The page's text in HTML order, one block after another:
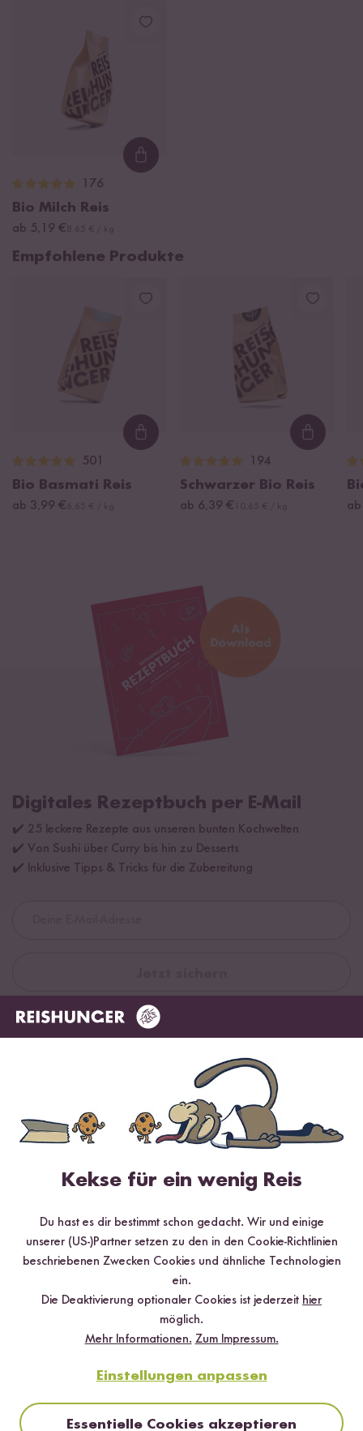
Loading...
176
Bio Milch Reis
ab 5,19 €
Empfohlene Produkte
Loading...
501
Bio Basmati Reis
ab 3,99 €
194
Schwarzer Bio Reis
ab 6,39 €
Digitales Rezeptbuch per E-Mail
✔️ 25 leckere Rezepte aus unseren bunten Kochwelten
✔️ Von Sushi über Curry bis hin zu Desserts
✔️ Inklusive Tipps & Tricks für die Zubereitung
*Das Digitale Rezeptbuch wird dir nach vollständiger Anmeldung zum Newsletter
per E-Mail zugeschickt.
Mehr Rezepte mit Bio Milch Reis
aus dem Digitalen Reiskocher
Kekse für ein wenig Reis
Du hast es dir bestimmt schon gedacht. Wir und einige
unserer (US-)Partner setzen zu den in den Cookie-Richtlinien
beschriebenen Zwecken Cookies und ähnliche Technologien
ein.
Die Deaktivierung optionaler Cookies ist jederzeit hier
möglich.
Mehr Informationen. Zum Impressum.
Einstellungen anpassen
Essentielle Cookies akzeptieren